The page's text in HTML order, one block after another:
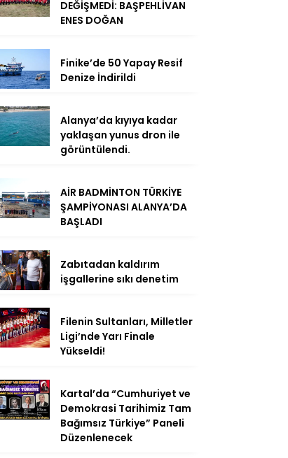
DEĞİŞMEDİ: BAŞPEHLİVAN
ENES DOĞAN
Finike’de 50 Yapay Resif
Denize İndirildi
Alanya’da kıyıya kadar
yaklaşan yunus dron ile
görüntülendi.
AİR BADMİNTON TÜRKİYE
ŞAMPİYONASI ALANYA’DA
BAŞLADI
Zabıtadan kaldırım
işgallerine sıkı denetim
Filenin Sultanları, Milletler
Ligi’nde Yarı Finale
Yükseldi!
Kartal’da “Cumhuriyet ve
Demokrasi Tarihimiz Tam
Bağımsız Türkiye” Paneli
Düzenlenecek